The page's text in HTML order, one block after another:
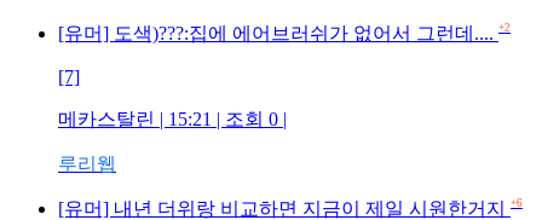
[유머] 도색)???:집에 에어브러쉬가 없어서 그런데.... +2
[7]
메카스탈린 | 15:21 | 조회 0 |
루리웹
[유머] 내년 더위랑 비교하면 지금이 제일 시원한거지 +6